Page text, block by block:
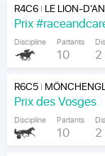
R4C6| LE LION-
Prix
Discipline Partants
10
R6C5|
Prix des Vosges
Discipline Partants
10